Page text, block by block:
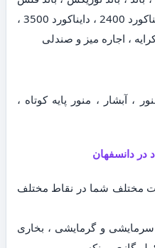
خور ، ساب ، دایناکورد 1800 ، دایناکورد 2400 ، دایناکورد 3500 ،
، اجاره میز و صندلی
، آبشار ، منور پایه کوتاه ،
در دانسفهان
مختلف شما در نقاط مختلف
سرمایشی و گرمایشی ، بخاری